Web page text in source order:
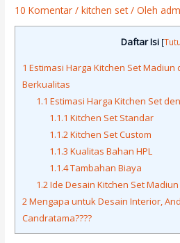
10 Komentar /kitchen set/ Oleh
Daftar Isi [
1 Estimasi Harga Kitchen Set Madiun
Berkualitas
1.1 Estimasi Harga Kitchen Set
1.1.1 Kitchen Set Standar
1.1.2Kitchen Set Custom
1.1.3 Kualitas Bahan HPL
1.1.4Tambahan Biaya
1.2Ide Desain Kitchen Set Madiun
2Mengapa untuk Desain Interior,
Candratama????